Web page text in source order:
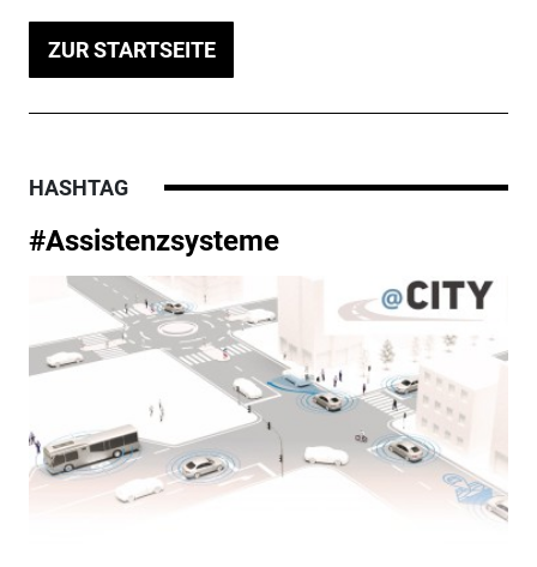
ZUR STARTSEITE
HASHTAG
#Assistenzsysteme